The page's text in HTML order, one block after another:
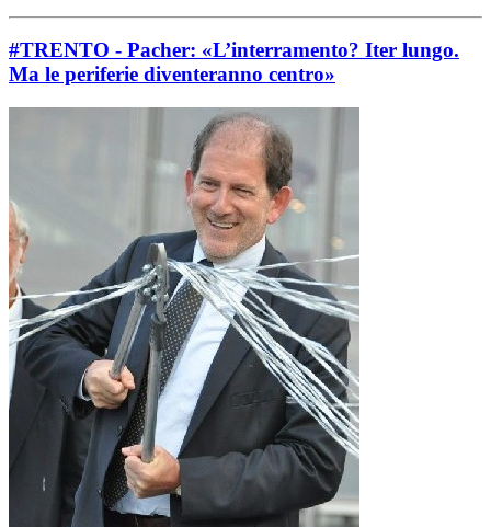
#TRENTO - Pacher: «L’interramento? Iter lungo.
Ma le periferie diventeranno centro»